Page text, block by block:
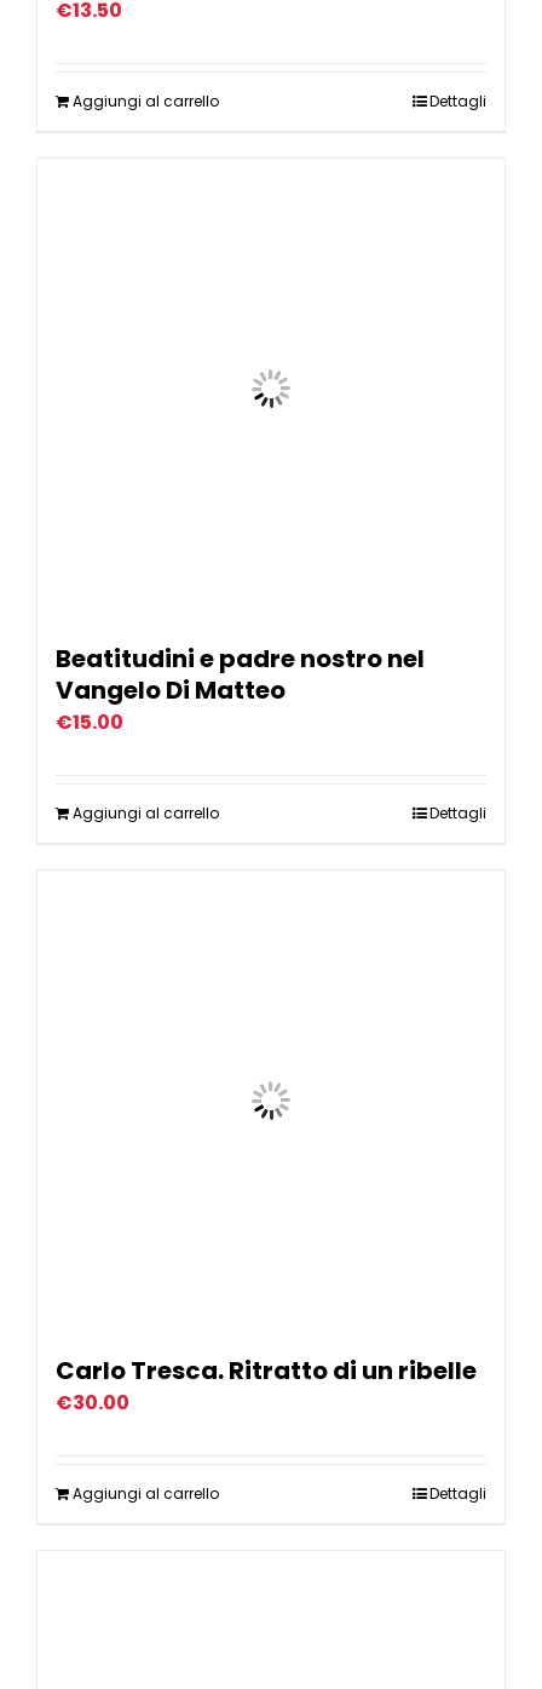
€13.50
Aggiungi al carrello Dettagli
Beatitudini e padre nostro nel
Vangelo Di Matteo
€15.00
Aggiungi al carrello Dettagli
Carlo Tresca. Ritratto di un ribelle
€30.00
Aggiungi al carrello Dettagli